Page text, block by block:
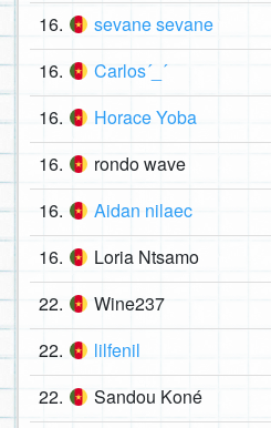
16. sevane sevane
16. Carlos´_´
16. Horace Yoba
16. rondo wave
16. Aidan nilaec
16. Loria Ntsamo
22. Wine237
22. lilfenil
22. Sandou Koné